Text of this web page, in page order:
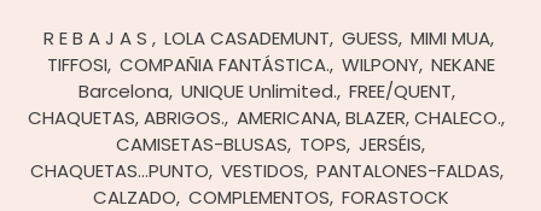
R E B A J A S LOLA CASADEMUNT GUESS MIMI MUA
TIFFOSI COMPAÑIA FANTÁSTICA. WILPONY NEKANE
Barcelona UNIQUE Unlimited. FREE/QUENT
CHAQUETAS, ABRIGOS. AMERICANA, BLAZER, CHALECO.
CAMISETAS-BLUSAS TOPS JERSÉIS,
CHAQUETAS...PUNTO VESTIDOS PANTALONES-FALDAS
CALZADO COMPLEMENTOS FORASTOCK